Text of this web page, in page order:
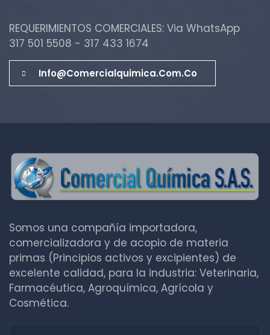
REQUERIMIENTOS COMERCIALES: Via WhatsApp
317 501 5508 - 317 433 1674
Info@comercialquimica.com.co
Somos una compañía importadora,
comercializadora y de acopio de materia
primas (Principios activos y excipientes) de
excelente calidad, para la industria: Veterinaria,
Farmacéutica, Agroquímica, Agrícola y
Cosmética.